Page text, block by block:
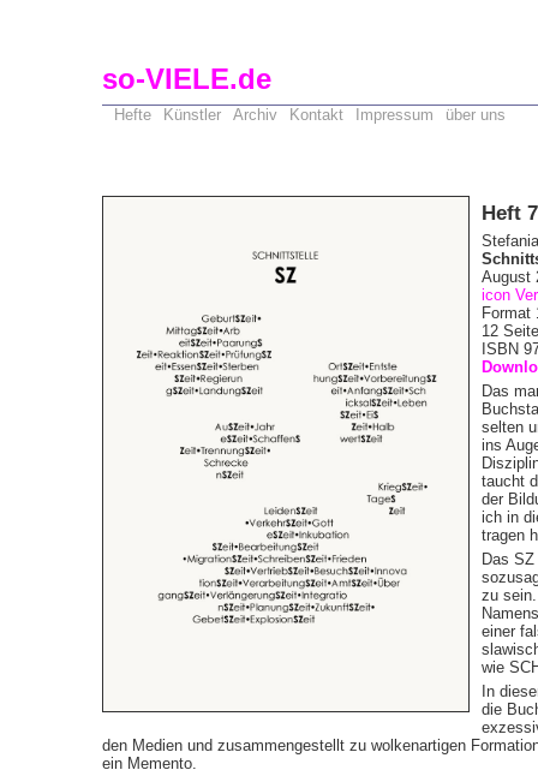
so-VIELE.de
Hefte Künstler Archiv Kontakt Impressum über uns
Heft
August
icon
Format
12
ISBN
Das
selten
ins
taucht
der
ich in
tragen
Das
zu
einer
wie
In
die
den Medien und zusammen­ge­stellt zu wolkenartigen
ein Memento.